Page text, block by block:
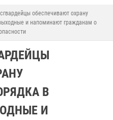
обеспечивают охрану
и напоминают гражданам о
В
И